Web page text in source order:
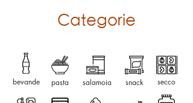
Categorie
secco
​bevande ​pasta salamoia snack